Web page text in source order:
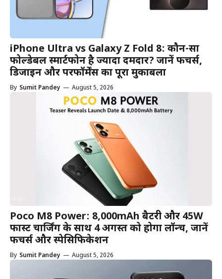
iPhone Ultra vs Galaxy Z Fold 8: कौन-सा
फोल्डेबल स्मार्टफोन है ज्यादा दमदार? जानें फीचर्स,
डिजाइन और परफॉर्मेंस का पूरा मुकाबला
By Sumit Pandey — August 5, 2026
Poco M8 Power: 8,000mAh बैटरी और 45W
फास्ट चार्जिंग के साथ 4 अगस्त को होगा लॉन्च, जानें
फीचर्स और स्पेसिफिकेशन
By Sumit Pandey — August 5, 2026